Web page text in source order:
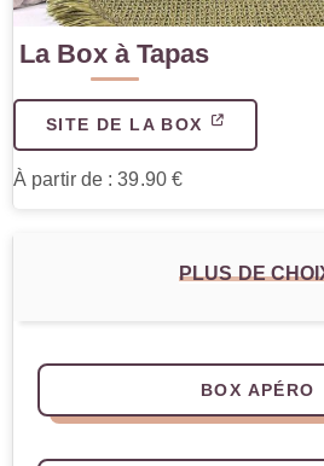
La Box à Tapas
SITE DE LA BOX
À partir de : 39.90 €
PLUS DE
BOX APÉRO